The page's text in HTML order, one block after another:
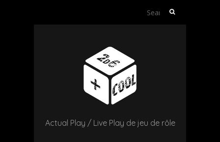
Search
Actual Play / Live Play de jeu de rôle